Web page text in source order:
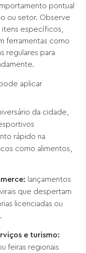
pontual
ou setor. Observe
específicos,
ferramentas como
regulares para
aplicar
da cidade,
rápido na
como alimentos,
lançamentos
que despertam
licenciadas ou
e turismo:
feiras regionais